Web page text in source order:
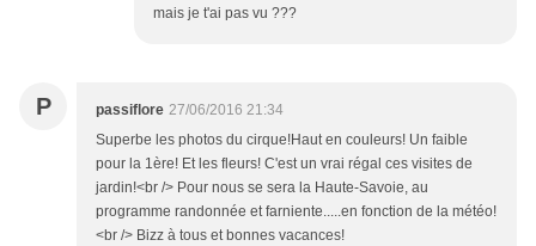
mais je t'ai pas vu ???
P passiflore 27/06/2016 21:34
Superbe les photos du cirque!Haut en couleurs! Un faible
pour la 1ère! Et les fleurs! C'est un vrai régal ces visites de
jardin!<br /> Pour nous se sera la Haute-Savoie, au
programme randonnée et farniente.....en fonction de la météo!
<br /> Bizz à tous et bonnes vacances!